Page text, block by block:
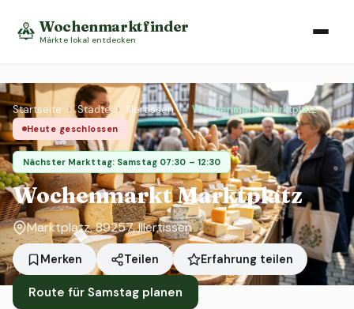
Wochenmarktfinder
Märkte lokal entdecken
Startseite › Städte › Illertissen › Wochenmarkt Marktplatz
Heute geschlossen
Nächster Markttag: Samstag 07:30 – 12:30
Wochenmarkt Marktplatz
Marktplatz, 89257, Illertissen
Merken Teilen Erfahrung teilen
Route für Samstag planen